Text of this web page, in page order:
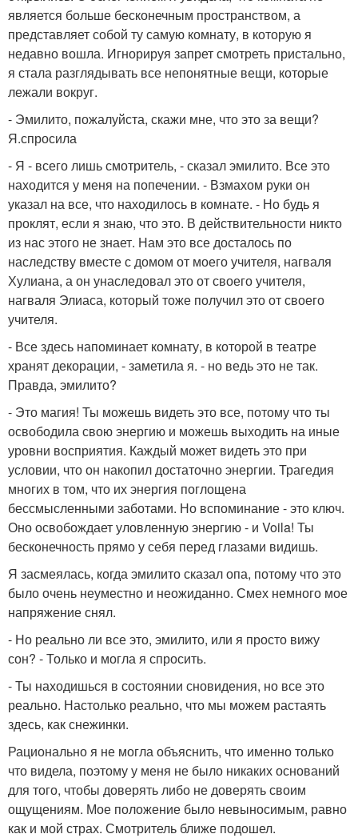
является больше бесконечным пространством, а
представляет собой ту самую комнату, в которую я
недавно вошла. Игнорируя запрет смотреть пристально,
я стала разглядывать все непонятные вещи, которые
лежали вокруг.
- Эмилито, пожалуйста, скажи мне, что это за вещи?
Я.спросила
- Я - всего лишь смотритель, - сказал эмилито. Все это
находится у меня на попечении. - Взмахом руки он
указал на все, что находилось в комнате. - Но будь я
проклят, если я знаю, что это. В действительности никто
из нас этого не знает. Нам это все досталось по
наследству вместе с домом от моего учителя, нагваля
Хулиана, а он унаследовал это от своего учителя,
нагваля Элиаса, который тоже получил это от своего
учителя.
- Все здесь напоминает комнату, в которой в театре
хранят декорации, - заметила я. - но ведь это не так.
Правда, эмилито?
- Это магия! Ты можешь видеть это все, потому что ты
освободила свою энергию и можешь выходить на иные
уровни восприятия. Каждый может видеть это при
условии, что он накопил достаточно энергии. Трагедия
многих в том, что их энергия поглощена
бессмысленными заботами. Но вспоминание - это ключ.
Оно освобождает уловленную энергию - и Voila! Ты
бесконечность прямо у себя перед глазами видишь.
Я засмеялась, когда эмилито сказал опа, потому что это
было очень неуместно и неожиданно. Смех немного мое
напряжение снял.
- Но реально ли все это, эмилито, или я просто вижу
сон? - Только и могла я спросить.
- Ты находишься в состоянии сновидения, но все это
реально. Настолько реально, что мы можем растаять
здесь, как снежинки.
Рационально я не могла объяснить, что именно только
что видела, поэтому у меня не было никаких оснований
для того, чтобы доверять либо не доверять своим
ощущениям. Мое положение было невыносимым, равно
как и мой страх. Смотритель ближе подошел.